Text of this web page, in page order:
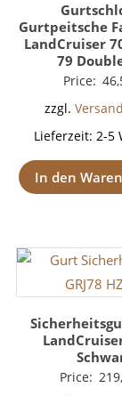
Gurtpeitsche
LandCruiser
79
Price:
zzgl.
Lieferzeit: 2-5
In den
Price: